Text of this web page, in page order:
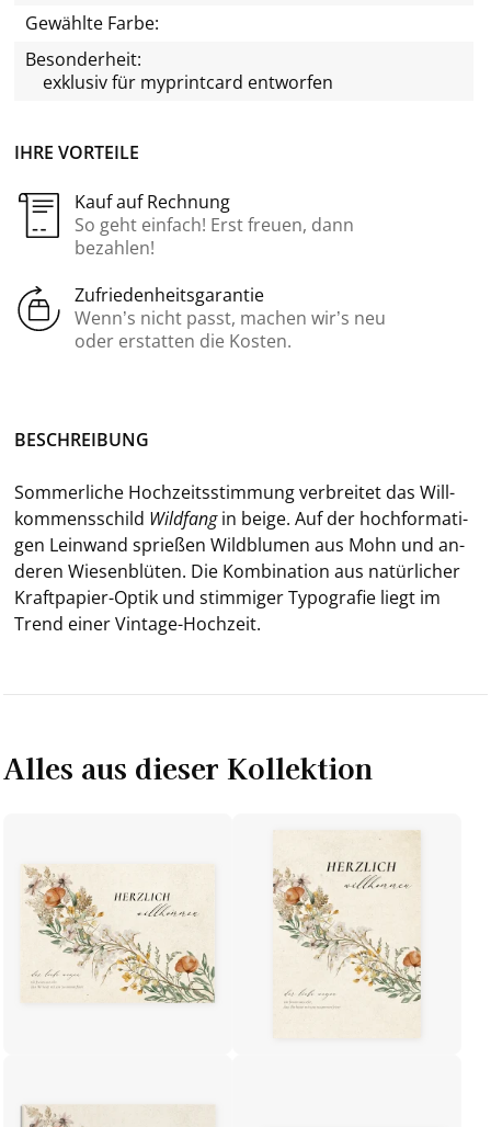
IHRE VORTEILE
Kauf auf Rechnung
So geht einfach! Erst freuen, dann
bezahlen!
Zufriedenheitsgarantie
Wenn’s nicht passt, machen wir’s neu
oder erstatten die Kosten.
Gewählte Farbe:
Besonderheit:
exklusiv für myprintcard entworfen
BE­SCHREI­BUNG
Som­mer­li­che Hoch­zeits­stim­mung ver­brei­tet das Will­
kom­mens­schild Wild­fangin beige. Auf der hoch­for­ma­ti­
gen Lein­wand sprie­ßen Wild­blu­men aus Mohn und an­
de­ren Wie­sen­blü­ten. Die Kom­bi­na­ti­on aus na­tür­li­cher
Kraftpapier-​Optik und stim­mi­ger Ty­po­gra­fie liegt im
Trend einer Vintage-​Hochzeit.
Alles aus dieser Kollektion